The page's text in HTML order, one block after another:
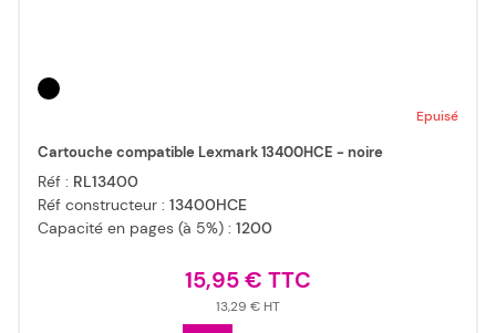
Epuisé
Cartouche compatible Lexmark 13400HCE - noire
Réf : RL13400
Réf constructeur : 13400HCE
Capacité en pages (à 5%) : 1200
15,95 €
13,29 €